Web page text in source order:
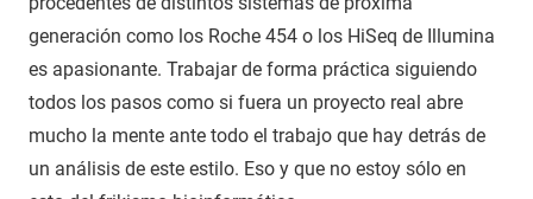
generación como los Roche 454 o los HiSeq de Illumina
es apasionante. Trabajar de forma práctica siguiendo
todos los pasos como si fuera un proyecto real abre
mucho la mente ante todo el trabajo que hay detrás de
un análisis de este estilo. Eso y que no estoy sólo en